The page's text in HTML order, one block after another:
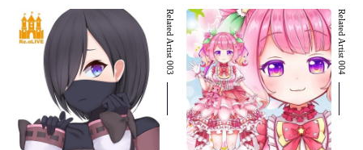
Related Artist 003 Related Artist 004